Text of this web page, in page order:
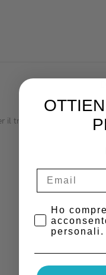
il trattamento restauri
Privacy
Ho
personali.